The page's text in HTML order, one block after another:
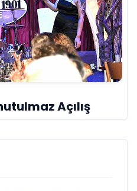
Açılış